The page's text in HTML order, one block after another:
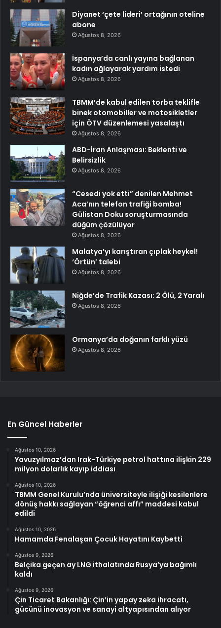
Diyanet ‘çete lideri’ ortağının oteline
abone
Ağustos 8, 2026
İspanya’da canlı yayına bağlanan
kadın ağlayarak yardım istedi
Ağustos 8, 2026
TBMM’de kabul edilen torba teklifle
binek otomobiller ve motosikletler
için ÖTV düzenlemesi yasalaştı
Ağustos 8, 2026
ABD-İran Anlaşması: Beklenti ve
Belirsizlik
Ağustos 8, 2026
“Cesedi yok etti” denilen Mehmet
Aca’nın telefon trafiği bomba!
Gülistan Doku soruşturmasında
düğüm çözülüyor
Ağustos 8, 2026
Malatya’yı karıştıran çıplak heykel!
‘Örtün’ talebi
Ağustos 8, 2026
Niğde’de Trafik Kazası: 2 Ölü, 2 Yaralı
Ağustos 8, 2026
Ormanya’da doğanın farklı yüzü
Ağustos 8, 2026
En Güncel Haberler
Ağustos 10, 2026
Yavuzyılmaz’dan Irak-Türkiye petrol hattına ilişkin 229
milyon dolarlık kayıp iddiası
Ağustos 10, 2026
TBMM Genel Kurulu’nda üniversiteyle ilişiği kesilenlere
dönüş hakkı sağlayan “öğrenci affı” maddesi kabul
edildi
Ağustos 10, 2026
Hamamda Fenalaşan Çocuk Hayatını Kaybetti
Ağustos 9, 2026
Belçika geçen ay LNG ithalatında Rusya’ya bağımlı
kaldı
Ağustos 9, 2026
Çin Ticaret Bakanlığı: Çin’in yapay zeka ihracatı,
gücünü inovasyon ve sanayi altyapısından alıyor